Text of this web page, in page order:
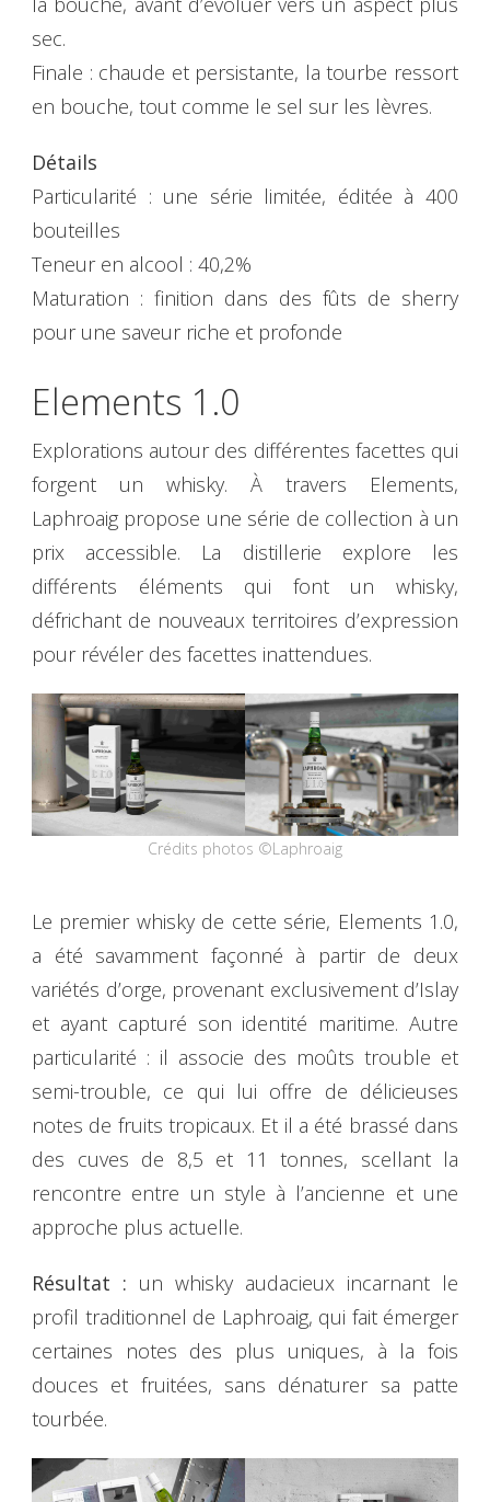
sec.
Finale : chaude et persistante, la tourbe ressort
en bouche, tout comme le sel sur les lèvres.
Détails
Particularité : une série limitée, éditée à 400
bouteilles
Teneur en alcool : 40,2%
Maturation : finition dans des fûts de sherry
pour une saveur riche et profonde
Elements 1.0
Explorations autour des différentes facettes qui
forgent un whisky. À travers Elements,
Laphroaig propose une série de collection à un
prix accessible. La distillerie explore les
différents éléments qui font un whisky,
défrichant de nouveaux territoires d’expression
pour révéler des facettes inattendues.
Crédits photos ©Laphroaig
Le premier whisky de cette série, Elements 1.0,
a été savamment façonné à partir de deux
variétés d’orge, provenant exclusivement d’Islay
et ayant capturé son identité maritime. Autre
particularité : il associe des moûts trouble et
semi-trouble, ce qui lui offre de délicieuses
notes de fruits tropicaux. Et il a été brassé dans
des cuves de 8,5 et 11 tonnes, scellant la
rencontre entre un style à l’ancienne et une
approche plus actuelle.
Résultat : un whisky audacieux incarnant le
profil traditionnel de Laphroaig, qui fait émerger
certaines notes des plus uniques, à la fois
douces et fruitées, sans dénaturer sa patte
tourbée.